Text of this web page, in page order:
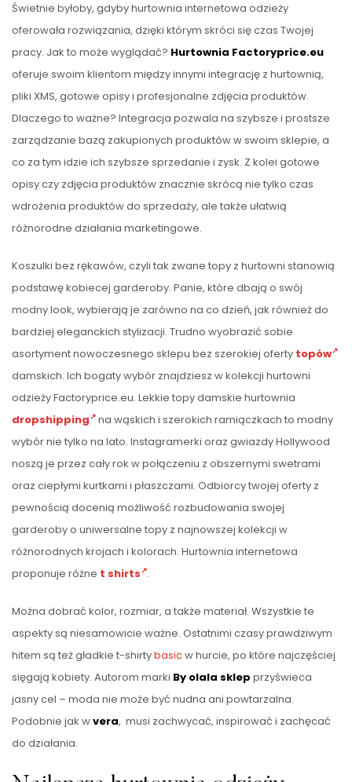
Świetnie byłoby, gdyby hurtownia internetowa odzieży
oferowała rozwiązania, dzięki którym skróci się czas Twojej
pracy. Jak to może wyglądać? Hurtownia Factoryprice.eu
oferuje swoim klientom między innymi integrację z hurtownią,
pliki XMS, gotowe opisy i profesjonalne zdjęcia produktów.
Dlaczego to ważne? Integracja pozwala na szybsze i prostsze
zarządzanie bazą zakupionych produktów w swoim sklepie, a
co za tym idzie ich szybsze sprzedanie i zysk. Z kolei gotowe
opisy czy zdjęcia produktów znacznie skrócą nie tylko czas
wdrożenia produktów do sprzedaży, ale także ułatwią
różnorodne działania marketingowe.
Koszulki bez rękawów, czyli tak zwane topy z hurtowni stanowią
podstawę kobiecej garderoby. Panie, które dbają o swój
modny look, wybierają je zarówno na co dzień, jak również do
bardziej eleganckich stylizacji. Trudno wyobrazić sobie
asortyment nowoczesnego sklepu bez szerokiej oferty topów
damskich. Ich bogaty wybór znajdziesz w kolekcji hurtowni
odzieży Factoryprice.eu. Lekkie topy damskie hurtownia
dropshipping
na wąskich i szerokich ramiączkach to modny
wybór nie tylko na lato. Instagramerki oraz gwiazdy Hollywood
noszą je przez cały rok w połączeniu z obszernymi swetrami
oraz ciepłymi kurtkami i płaszczami. Odbiorcy twojej oferty z
pewnością docenią możliwość rozbudowania swojej
garderoby o uniwersalne topy z najnowszej kolekcji w
różnorodnych krojach i kolorach. Hurtownia internetowa
proponuje różne t shirts .
Można dobrać kolor, rozmiar, a także materiał. Wszystkie te
aspekty są niesamowicie ważne. Ostatnimi czasy prawdziwym
hitem są też gładkie t-shirtybasicw hurcie, po które najczęściej
sięgają kobiety. Autorom marki By olala sklep przyświeca
jasny cel – moda nie może być nudna ani powtarzalna.
Podobnie jak wvera, musi zachwycać, inspirować i zachęcać
do działania.